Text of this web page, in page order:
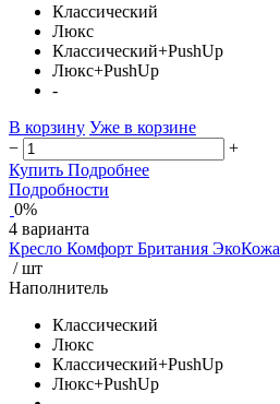
Классический
Люкс
Классический+PushUp
Люкс+PushUp
-
В корзину Уже в корзине
−
+
Купить Подробнее
Подробности
0%
4 варианта
Кресло Комфорт Британия ЭкоКожа
/ шт
Наполнитель
Классический
Люкс
Классический+PushUp
Люкс+PushUp